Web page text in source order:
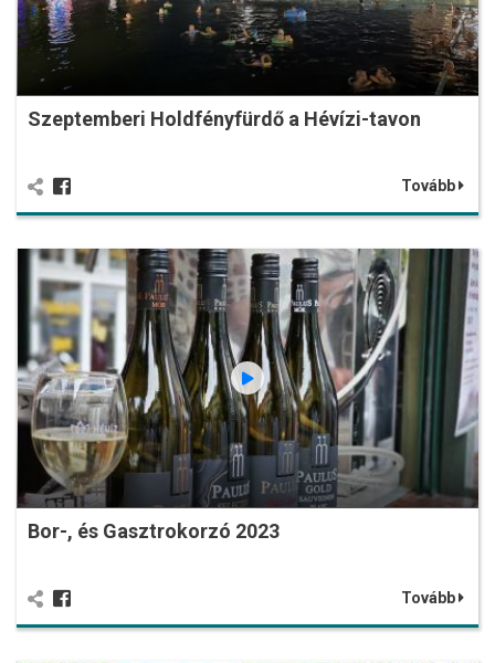
Szeptemberi Holdfényfürdő a Hévízi-tavon
Tovább
Bor-, és Gasztrokorzó 2023
Tovább